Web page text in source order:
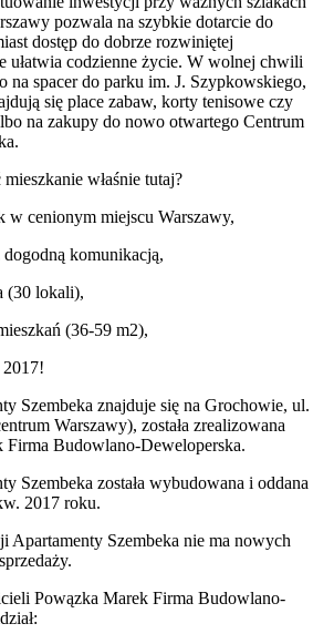
pozwala na szybkie dotarcie do
dostęp do dobrze rozwiniętej
ułatwia codzienne życie. W wolnej chwili
na spacer do parku im. J. Szypkowskiego,
się place zabaw, korty tenisowe czy
na zakupy do nowo otwartego Centrum
właśnie tutaj?
w cenionym miejscu Warszawy,
dogodną komunikacją,
(30 lokali),
(36-59 m2),
Szembeka znajduje się na Grochowie, ul.
Warszawy), została zrealizowana
Firma Budowlano-Deweloperska.
Szembeka została wybudowana i oddana
2017 roku.
Apartamenty Szembeka nie ma nowych
Powązka Marek Firma Budowlano-